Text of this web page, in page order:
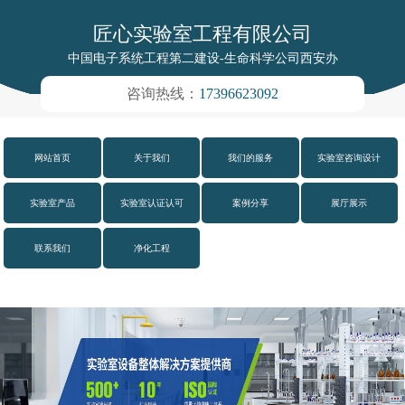
匠心实验室工程有限公司
中国电子系统工程第二建设-生命科学公司西安办
咨询热线： 17396623092
网站首页 关于我们 我们的服务 实验室咨询设计
实验室产品 实验室认证认可 案例分享 展厅展示
联系我们 净化工程